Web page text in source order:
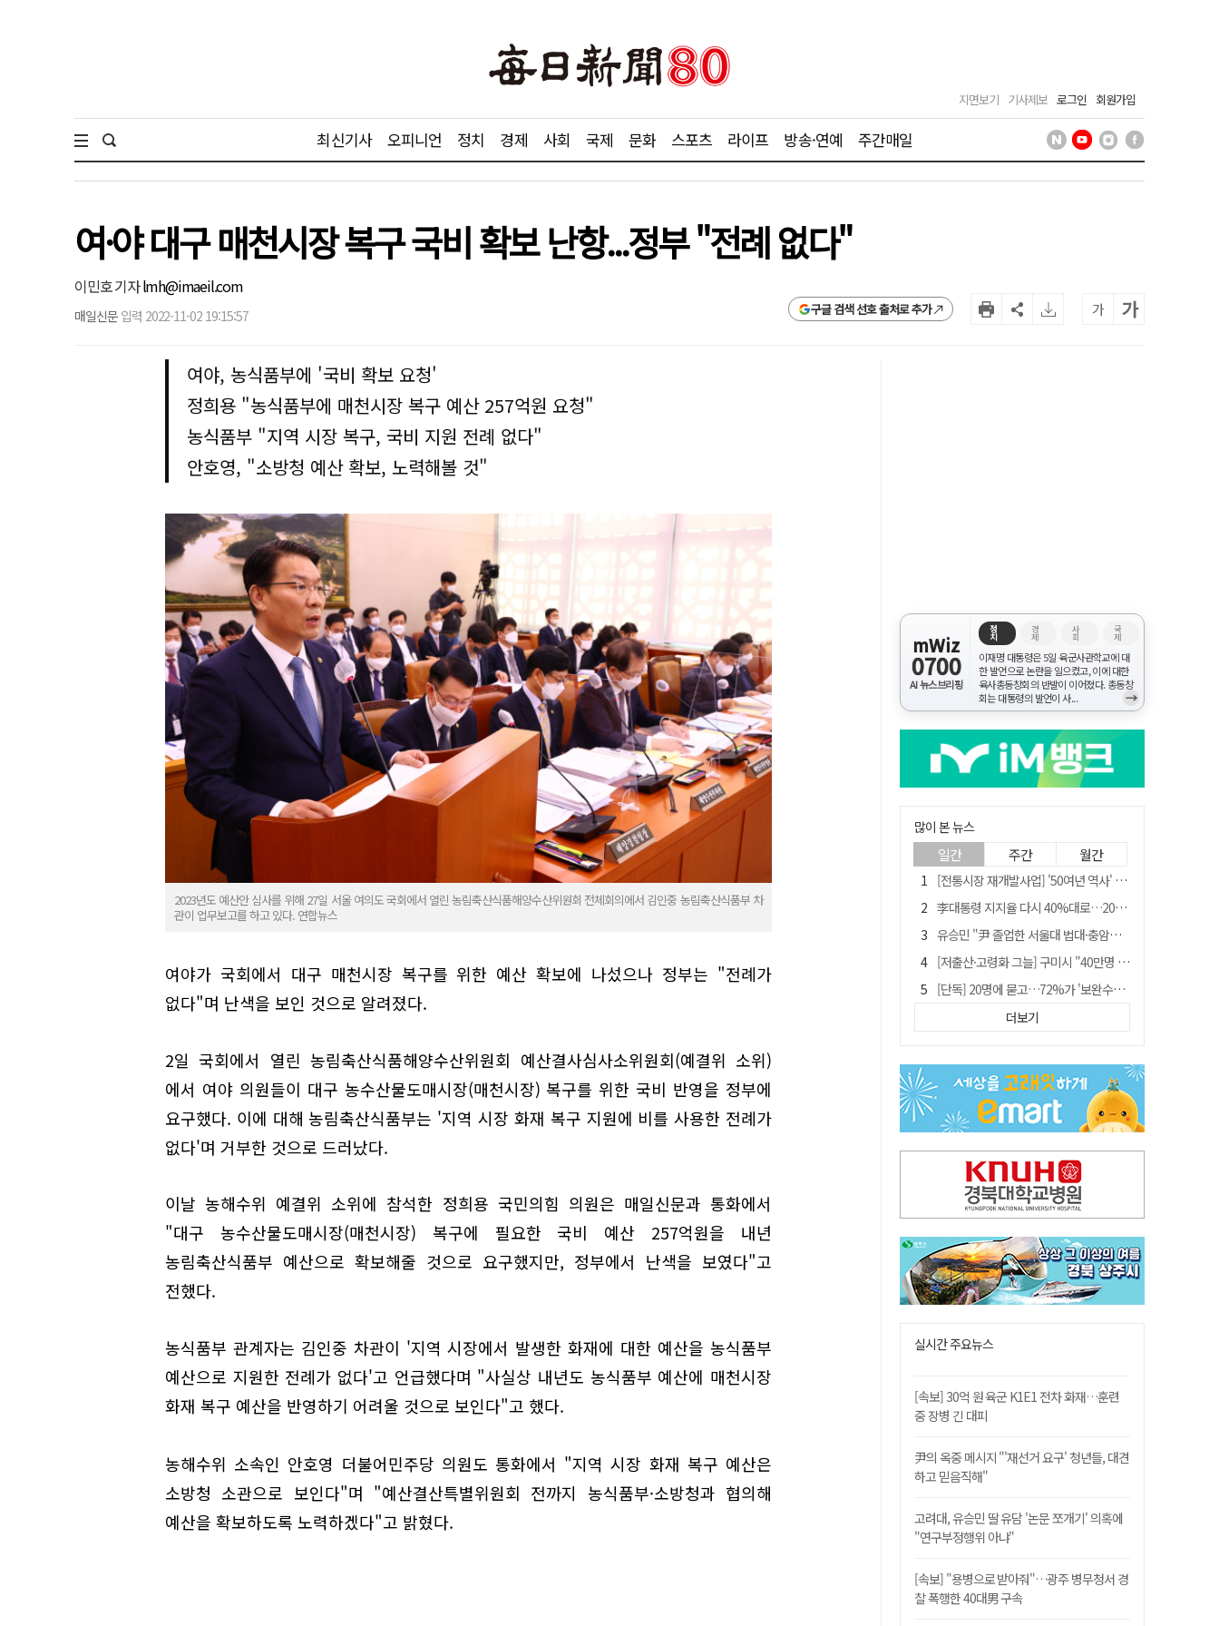
지면보기 기사제보 로그인 회원가입
최신기사 오피니언 정치 경제 사회 국제 문화 스포츠 라이프 방송·연예 주간매일
여·야 대구 매천시장 복구 국비 확보 난항...정부 "전례 없다"
이민호 기자lmh@imaeil.com
매일신문 입력 2022-11-02 19:15:57 구글 검색 선호 출처로 추가 가 가
여야, 농식품부에 '국비 확보 요청'
정희용 "농식품부에 매천시장 복구 예산 257억원 요청"
농식품부 "지역 시장 복구, 국비 지원 전례 없다"
안호영, "소방청 예산 확보, 노력해볼 것"
2023년도 예산안 심사를 위해 27일 서울 여의도 국회에서 열린 농림축산식품해양수산위원회 전체회의에서 김인중 농림축산식품부 차
관이 업무보고를 하고 있다. 연합뉴스
여야가 국회에서 대구 매천시장 복구를 위한 예산 확보에 나섰으나 정부는 "전례가
없다"며 난색을 보인 것으로 알려졌다.
2일 국회에서 열린 농림축산식품해양수산위원회 예산결사심사소위원회(예결위 소위)
에서 여야 의원들이 대구 농수산물도매시장(매천시장) 복구를 위한 국비 반영을 정부에
요구했다. 이에 대해 농림축산식품부는 '지역 시장 화재 복구 지원에 비를 사용한 전례가
없다'며 거부한 것으로 드러났다.
이날 농해수위 예결위 소위에 참석한 정희용 국민의힘 의원은 매일신문과 통화에서
"대구 농수산물도매시장(매천시장) 복구에 필요한 국비 예산 257억원을 내년
농림축산식품부 예산으로 확보해줄 것으로 요구했지만, 정부에서 난색을 보였다"고
전했다.
농식품부 관계자는 김인중 차관이 '지역 시장에서 발생한 화재에 대한 예산을 농식품부
예산으로 지원한 전례가 없다'고 언급했다며 "사실상 내년도 농식품부 예산에 매천시장
화재 복구 예산을 반영하기 어려울 것으로 보인다"고 했다.
농해수위 소속인 안호영 더불어민주당 의원도 통화에서 "지역 시장 화재 복구 예산은
소방청 소관으로 보인다"며 "예산결산특별위원회 전까지 농식품부·소방청과 협의해
예산을 확보하도록 노력하겠다"고 밝혔다.
mWiz
0700
AI 뉴스브리핑
정
치
경
제
사
회
국
제
이재명 대통령은 5일 육군사관학교에 대
한 발언으로 논란을 일으켰고, 이에 대한
육사총동창회의 반발이 이어졌다. 총동창
회는 대통령의 발언이 사...
→
많이 본 뉴스
일간 주간 월간
[전통시장 재개발사업] '50여년 역사' 수성시장 자리에 25층 주상복합 들어선다
李대통령 지지율 다시 40%대로…20대는 18.8%p 급락
유승민 "尹 졸업한 서울대 법대·충암고도 없애야"…李 육사 통합 직격
[저출산·고령화 그늘] 구미시 "40만명 사수" 고령군 "3만명대 회복"
[단독] 20명에 묻고…72%가 '보완수사권 폐지'?
[전통시장 재개발사업] 신천시장 재개발, 준공 후에도 소송전
[인사]경상북도
"김용민, 흑백논리로 세상 보는 듯" 검찰 내부서 지탄
포항에 6천억원 규모 AI 데이터센터 들어선다
더보기
실시간 주요뉴스
[속보] 30억 원 육군 K1E1 전차 화재…훈련
중 장병 긴 대피
尹의 옥중 메시지 "'재선거 요구' 청년들, 대견
하고 믿음직해"
고려대, 유승민 딸 유담 '논문 쪼개기' 의혹에
"연구부정행위 아냐"
[속보] "용병으로 받아줘"…광주 병무청서 경
찰 폭행한 40대男 구속